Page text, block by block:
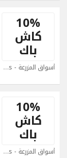
10%
كاش
باك
أسواق المزرعة - FarmGo Coupons
10%
كاش
باك
أسواق المزرعة - FarmGo Coupons